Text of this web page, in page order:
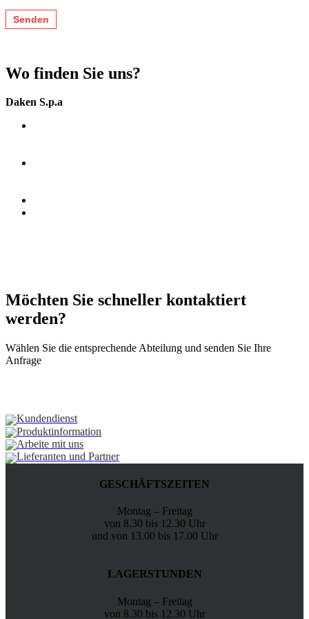
Wo finden Sie uns?
Daken S.p.a
Möchten Sie schneller kontaktiert
werden?
Wählen Sie die entsprechende Abteilung und senden Sie Ihre
Anfrage
Kundendienst
Produktinformation
Arbeite mit uns
Lieferanten und Partner
GESCHÄFTSZEITEN
Montag – Freitag
von 8.30 bis 12.30 Uhr
und von 13.00 bis 17.00 Uhr
LAGERSTUNDEN
Montag – Freitag
von 8.30 bis 12.30 Uhr